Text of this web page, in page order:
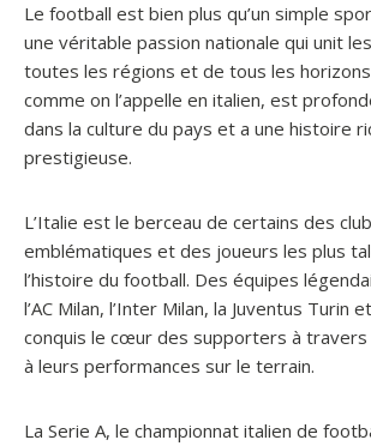
Le football est bien plus qu’un simple
une véritable passion nationale qui unit
toutes les régions et de tous les
comme on l’appelle en italien, est
dans la culture du pays et a une histoire
prestigieuse.
L’Italie est le berceau de certains des
emblématiques et des joueurs les plus
l’histoire du football. Des équipes
l’AC Milan, l’Inter Milan, la Juventus Turin
conquis le cœur des supporters à travers
à leurs performances sur le terrain.
La Serie A, le championnat italien de